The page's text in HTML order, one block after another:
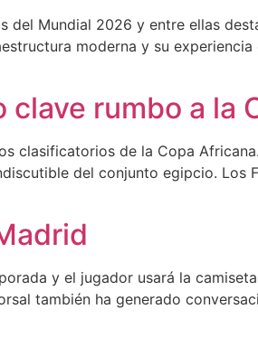
Mundial 2026 y entre ellas
moderna y su
rumbo a la
clasificatorios de la Copa
del conjunto egipcio. Los
y el jugador usará la
también ha generado